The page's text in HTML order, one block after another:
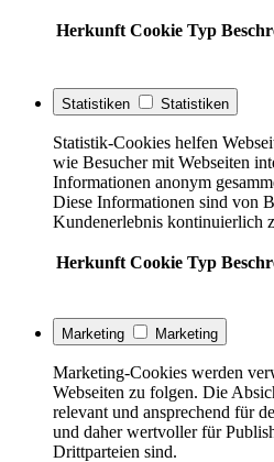
Herkunft Cookie Typ
Statistiken Statistiken
Statistik-Cookies helfen
wie Besucher mit Webseiten
Informationen anonym
Diese Informationen sind von
Kundenerlebnis kontinuierlich
Herkunft Cookie Typ
Marketing Marketing
Marketing-Cookies werden
Webseiten zu folgen. Die
relevant und ansprechend für
und daher wertvoller für
Drittparteien sind.